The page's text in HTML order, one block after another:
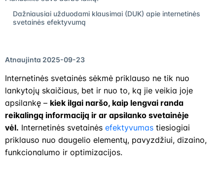
Dažniausiai užduodami klausimai (DUK) apie internetinės
svetainės efektyvumą
Atnaujinta 2025-09-23
Internetinės svetainės sėkmė priklauso ne tik nuo
lankytojų skaičiaus, bet ir nuo to, ką jie veikia joje
apsilankę – kiek ilgai naršo, kaip lengvai randa
reikalingą informaciją ir ar apsilanko svetainėje
vėl. Internetinės svetainės efektyvumas tiesiogiai
priklauso nuo daugelio elementų, pavyzdžiui, dizaino,
funkcionalumo ir optimizacijos.